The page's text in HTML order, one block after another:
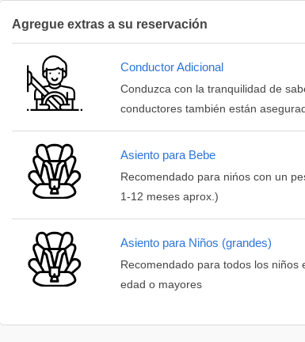
Agregue extras a su reservación
Conductor Adicional
Conduzca con la tranquilidad de
conductores también están
Asiento para Bebe
Recomendado para nińos con un
1-12 meses aprox.)
Asiento para Niños (grandes)
Recomendado para todos los niños
edad o mayores